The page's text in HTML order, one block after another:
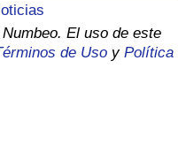
El uso de este
de Uso y Política